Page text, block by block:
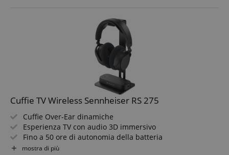
Cuffie TV Wireless Sennheiser RS 275
Cuffie Over-Ear dinamiche
Esperienza TV con audio 3D immersivo
Fino a 50 ore di autonomia della batteria
Eccellente intelligibilità del parlato
mostra di più